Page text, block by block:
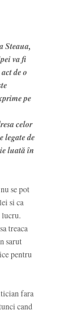
Steaua,
va fi
de o
pe
celor
legate de
luată în
se pot
si ca
lucru.
treaca
sarut
pentru
fara
cand